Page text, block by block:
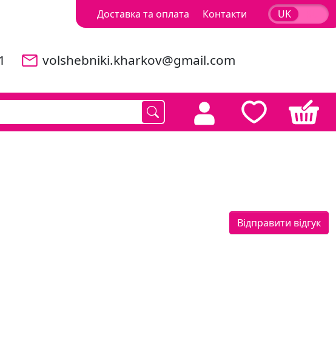
Доставка та оплата Контакти UK
volshebniki.kharkov@gmail.com
Відправити відгук